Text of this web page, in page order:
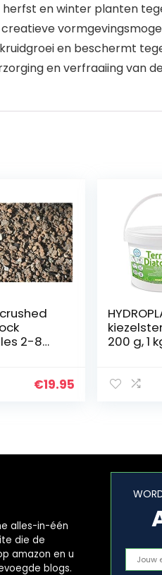
en winter planten
en beschermt
en verfraaiing van
2-8
€19.95
200 g, 1
alles-in-één
die de
amazon en u
blogs.